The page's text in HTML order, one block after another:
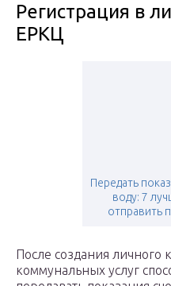
Регистрация в
ЕРКЦ
Передать
воду: 7
отправить
После создания личного
коммунальных услуг